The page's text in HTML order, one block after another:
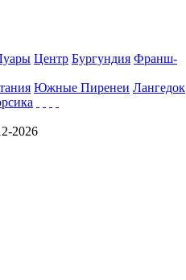
Центр Бургундия Франш-
Южные Пиренеи Лангедок
2026